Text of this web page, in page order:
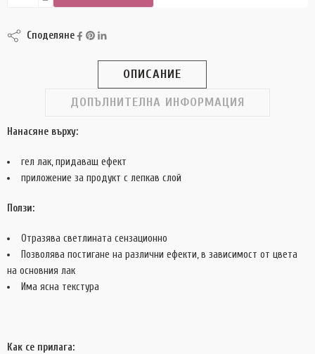
Споделяне
ОПИСАНИЕ
ДОПЪЛНИТЕЛНА ИНФОРМАЦИЯ
Нанасяне върху:
гел лак, придаващ ефект
приложение за продукт с лепкав слой
Ползи:
Отразява светлината сензационно
Позволява постигане на различни ефекти, в зависимост от цвета
на основния лак
Има ясна текстура
Как се прилага: